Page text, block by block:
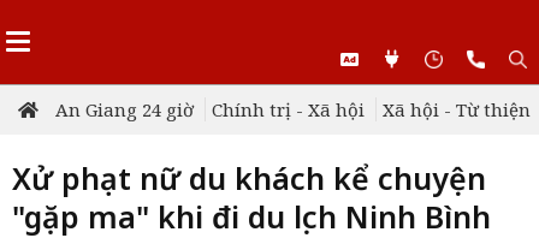
An Giang 24 giờ Chính trị - Xã hội Xã hội - Từ thiện
Xử phạt nữ du khách kể chuyện
"gặp ma" khi đi du lịch Ninh Bình